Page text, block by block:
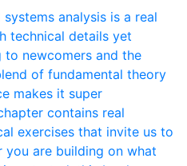
analysis is a real
technical details yet
newcomers and the
of fundamental theory
makes it super
contains real
exercises that invite us to
you are building on what